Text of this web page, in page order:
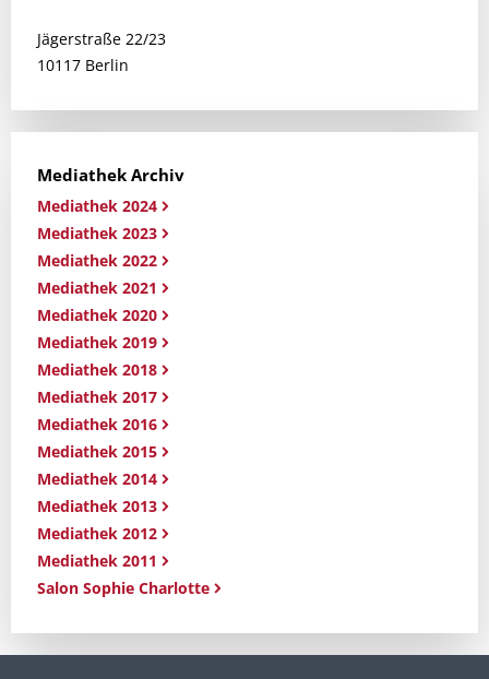
Jägerstraße 22/23
10117 Berlin
Mediathek Archiv
Mediathek 2024
Mediathek 2023
Mediathek 2022
Mediathek 2021
Mediathek 2020
Mediathek 2019
Mediathek 2018
Mediathek 2017
Mediathek 2016
Mediathek 2015
Mediathek 2014
Mediathek 2013
Mediathek 2012
Mediathek 2011
Salon Sophie Charlotte